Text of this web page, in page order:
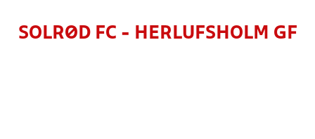
SOLRØD FC - HERLUFSHOLM GF